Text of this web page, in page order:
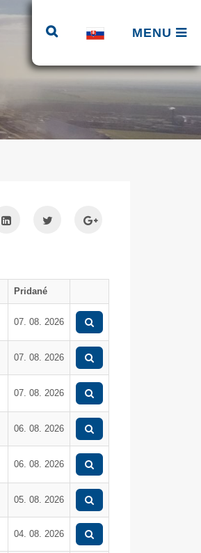
MENU
Pridané
07. 08. 2026
07. 08. 2026
07. 08. 2026
06. 08. 2026
06. 08. 2026
05. 08. 2026
04. 08. 2026